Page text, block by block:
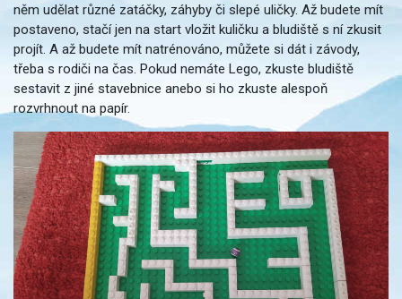
něm udělat různé zatáčky, záhyby či slepé uličky. Až budete mít
postaveno, stačí jen na start vložit kuličku a bludiště s ní zkusit
projít. A až budete mít natrénováno, můžete si dát i závody,
třeba s rodiči na čas. Pokud nemáte Lego, zkuste bludiště
sestavit z jiné stavebnice anebo si ho zkuste alespoň
rozvrhnout na papír.